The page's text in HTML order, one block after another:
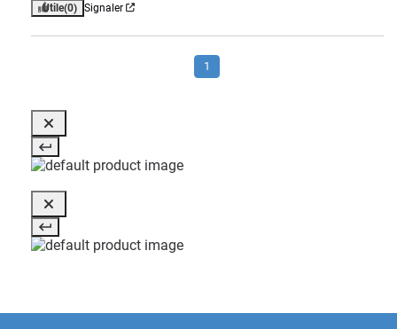
Utile(0) Signaler
1